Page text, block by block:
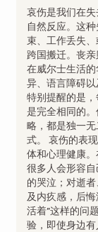
哀伤是我们在
自然反应。这
束、工作丢失
跨国搬迁。丧
在威尔士生活
异、语言障碍
特别提醒的是
是完全相同的
略，都是独一无
式。 哀伤的表
体和心理健康。
很多人会形容自
的哭泣；对逝
及内疚感，后
活着”这样的问
验，即使身边